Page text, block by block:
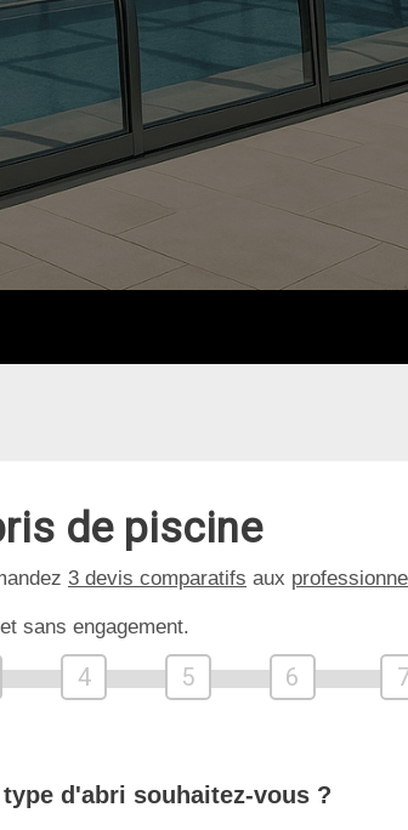
de piscine
3 devis comparatifs aux
sans engagement.
4 5 6
d'abri souhaitez-vous ?